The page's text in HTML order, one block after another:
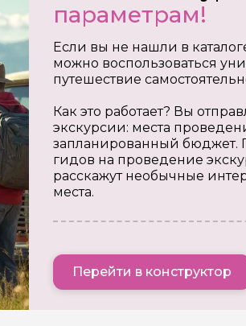
параметрам!
Если вы не нашли в
можно воспользоваться
путешествие
Как это работает? Вы
экскурсии: места
запланированный бюджет.
гидов на проведение
расскажут необычные
места.
Перейти в конструктор